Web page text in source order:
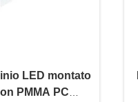
LED montato
PMMA PC